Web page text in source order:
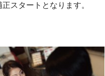
スタートとなります。